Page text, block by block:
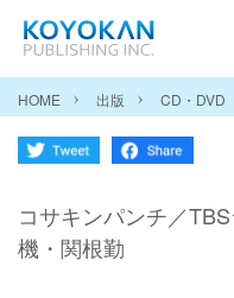
HOME 出版 CD・DVD
コサキンパンチ／
機・関根勤